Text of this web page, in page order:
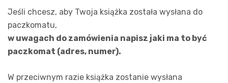
Jeśli chcesz, aby Twoja książka została wysłana do
paczkomatu,
w uwagach do zamówienia napisz jaki ma to być
paczkomat (adres, numer).
W przeciwnym razie książka zostanie wysłana